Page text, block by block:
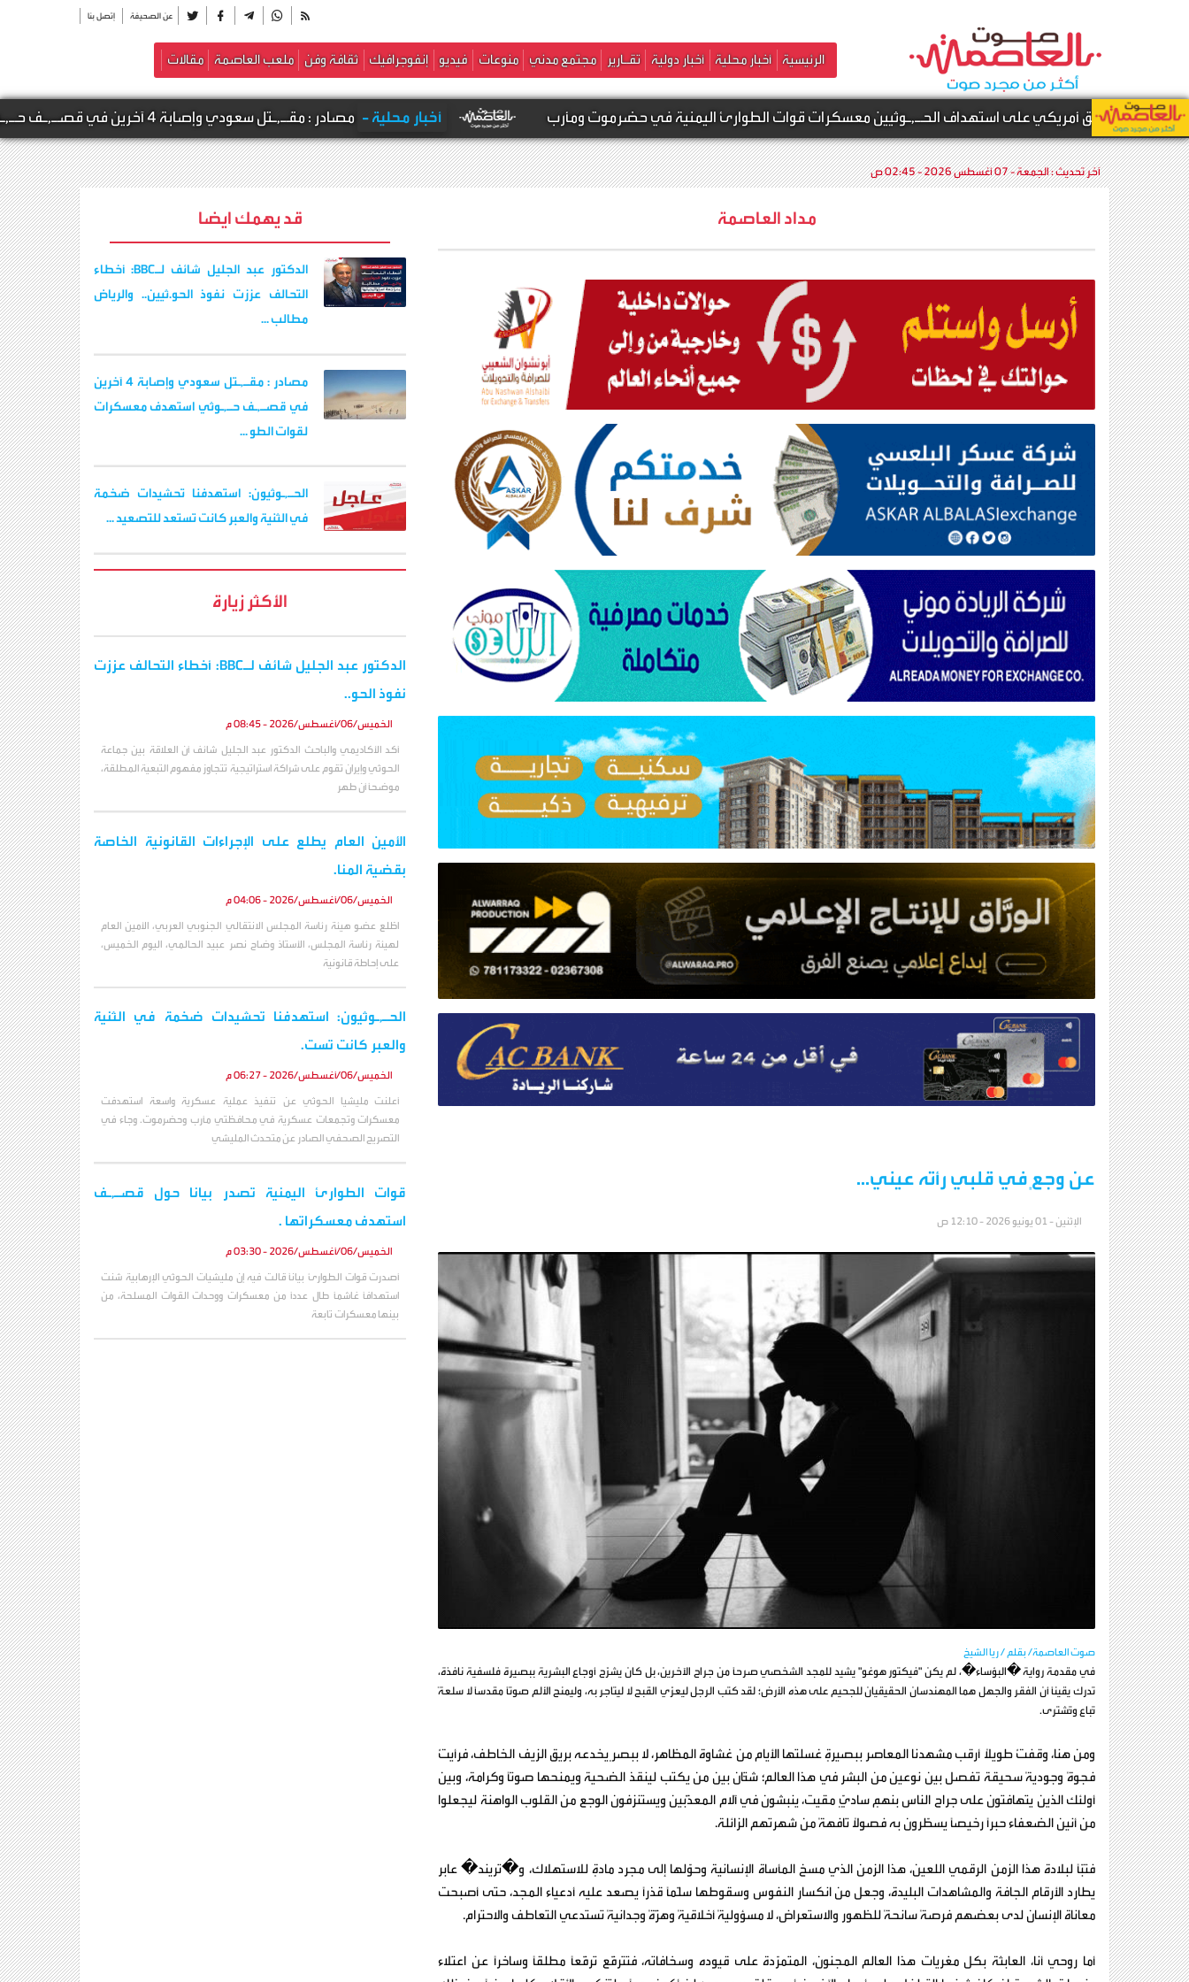
عن الصحيفة إتصل بنا
الرئيسية أخبار محلية أخبار دولية تقـارير مجتمع مدني منوعات فيديو إنفوجرافيك ثقافة وفن ملعب العاصمة مقالات
أمريكي على استهداف الحـ,ـوثيين معسكرات قوات الطوارئ اليمنية في حضرموت ومأرب أخبار محلية - مصادر : مقـ,ـتل سعودي وإصابة 4 آخرين في قصـ,ـف حـ,ـوثي استهدف معسكرات لقوات الطوارئ ودرع الوطن بالعبر وال
آخر تحديث :الجمعة - 07 أغسطس 2026 - 02:45 ص
مداد العاصمة
عن وجعٍ في قلبي رأته عيني...
الإثنين - 01 يونيو 2026 - 12:10 ص
صوت العاصمة/ بقلم / ريا الشيخ
في مقدمة رواية �البؤساء�، لم يكن "فيكتور هوغو" يشيد للمجد الشخصي صرحًا من جراح الآخرين، بل كان يشرّح أوجاع البشرية ببصيرة فلسفية نافذة،
تدرك يقينًا أن الفقر والجهل هما المهندسان الحقيقيان للجحيم على هذه الأرض؛ لقد كتب الرجل ليعرّي القبح لا ليتاجر به، وليمنح الألم صوتًا مقدسًا لا سلعةً
تُباع وتُشترى.
ومن هنا، وقفتُ طويلًا أرقب مشهدنا المعاصر ببصيرةٍ غسلتها الأيام من غشاوة المظاهر، لا ببصرٍ يخدعه بريق الزيف الخاطف، فرأيتُ
فجوةً وجوديةً سحيقة تفصل بين نوعين من البشر في هذا العالم؛ شتّان بين من يكتب لينقذ الضحية ويمنحها صوتًا وكرامة، وبين
أولئك الذين يتهافتون على جراح الناس بنهمٍ ساديٍّ مقيت، ينبشون في آلام المعذَّبين ويستنزفون الوجع من القلوب الواهنة ليجعلوا
من أنين الضعفاء حبرًا رخيصًا يسطّرون به فصولًا تافهةً من شهرتهم الزائلة.
فتبًّا لبلادة هذا الزمن الرقمي اللعين، هذا الزمن الذي مسخ المأساة الإنسانية وحوّلها إلى مجرد مادةٍ للاستهلاك، و�تريند� عابر
يطارد الأرقام الجافة والمشاهدات البليدة، وجعل من انكسار النفوس وسقوطها سلّمًا قذرًا يصعد عليه أدعياء المجد، حتى أصبحت
معاناة الإنسان لدى بعضهم فرصةً سانحةً للظهور والاستعراض، لا مسؤوليةً أخلاقيةً وهزّةً وجدانيةً تستدعي التعاطف والاحترام.
أما روحي أنا، العابثة بكل مغريات هذا العالم المجنون، المتمرّدة على قيوده وسخافاته، فتترفّع ترفّعًا مطلقًا وساخرًا عن اعتلاء
قد يهمك ايضا
الدكتور عبد الجليل شائف لـBBC: أخطاء
التحالف عززت نفوذ الحو.ثيين.. والرياض
مطالب ...
مصادر : مقـ,ـتل سعودي وإصابة 4 آخرين
في قصـ,ـف حـ,ـوثي استهدف معسكرات
لقوات الطو ...
الحـ,ـوثيون: استهدفنا تحشيدات ضخمة
في الثنية والعبر كانت تستعد للتصعيد ...
الأكثر زيارة
الدكتور عبد الجليل شائف لـBBC: أخطاء التحالف عززت
نفوذ الحو..
الخميس/06/أغسطس/2026 - 08:45 م
أكد الأكاديمي والباحث الدكتور عبد الجليل شائف أن العلاقة بين جماعة
الحوثي وإيران تقوم على شراكة استراتيجية تتجاوز مفهوم التبعية المطلقة،
موضحاً أن طهر
الأمين العام يطلع على الإجراءات القانونية الخاصة
بقضية المنا.
الخميس/06/أغسطس/2026 - 04:06 م
اطّلع عضو هيئة رئاسة المجلس الانتقالي الجنوبي العربي، الأمين العام
لهيئة رئاسة المجلس، الأستاذ وضاح نصر عبيد الحالمي، اليوم الخميس،
على إحاطة قانونية
الحـ,ـوثيون: استهدفنا تحشيدات ضخمة في الثنية
والعبر كانت تست.
الخميس/06/أغسطس/2026 - 06:27 م
أعلنت مليشيا الحوثي عن تنفيذ عملية عسكرية واسعة استهدفت
معسكرات وتجمعات عسكرية في محافظتي مأرب وحضرموت. وجاء في
التصريح الصحفي الصادر عن متحدث المليشي
قوات الطوارئ اليمنية تصدر بيانا حول قصـ,ـف
استهدف معسكراتها .
الخميس/06/أغسطس/2026 - 03:30 م
أصدرت قوات الطوارئ بياناً قالت فيه إن مليشيات الحوثي الإرهابية شنت
استهدافاً غاشماً طال عدداً من معسكرات ووحدات القوات المسلحة، من
بينها معسكرات تابعة